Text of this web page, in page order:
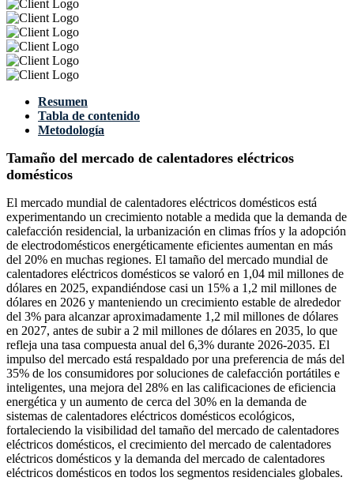
Resumen
Tabla de contenido
Metodología
Tamaño del mercado de calentadores eléctricos
domésticos
El mercado mundial de calentadores eléctricos domésticos está
experimentando un crecimiento notable a medida que la demanda de
calefacción residencial, la urbanización en climas fríos y la adopción
de electrodomésticos energéticamente eficientes aumentan en más
del 20% en muchas regiones. El tamaño del mercado mundial de
calentadores eléctricos domésticos se valoró en 1,04 mil millones de
dólares en 2025, expandiéndose casi un 15% a 1,2 mil millones de
dólares en 2026 y manteniendo un crecimiento estable de alrededor
del 3% para alcanzar aproximadamente 1,2 mil millones de dólares
en 2027, antes de subir a 2 mil millones de dólares en 2035, lo que
refleja una tasa compuesta anual del 6,3% durante 2026-2035. El
impulso del mercado está respaldado por una preferencia de más del
35% de los consumidores por soluciones de calefacción portátiles e
inteligentes, una mejora del 28% en las calificaciones de eficiencia
energética y un aumento de cerca del 30% en la demanda de
sistemas de calentadores eléctricos domésticos ecológicos,
fortaleciendo la visibilidad del tamaño del mercado de calentadores
eléctricos domésticos, el crecimiento del mercado de calentadores
eléctricos domésticos y la demanda del mercado de calentadores
eléctricos domésticos en todos los segmentos residenciales globales.